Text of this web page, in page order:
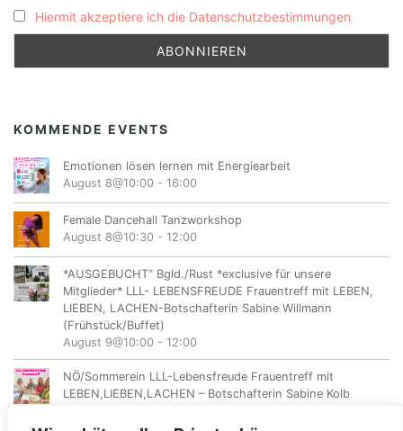
Hiermit akzeptiere ich die Datenschutzbestimmungen
KOMMENDE EVENTS
Emotionen lösen lernen mit Energiearbeit
August 8@10:00 - 16:00
Female Dancehall Tanzworkshop
August 8@10:30 - 12:00
*AUSGEBUCHT“ Bgld./Rust *exclusive für unsere
Mitglieder* LLL- LEBENSFREUDE Frauentreff mit LEBEN,
LIEBEN, LACHEN-Botschafterin Sabine Willmann
(Frühstück/Buffet)
August 9@10:00 - 12:00
NÖ/Sommerein LLL-Lebensfreude Frauentreff mit
LEBEN,LIEBEN,LACHEN – Botschafterin Sabine Kolb